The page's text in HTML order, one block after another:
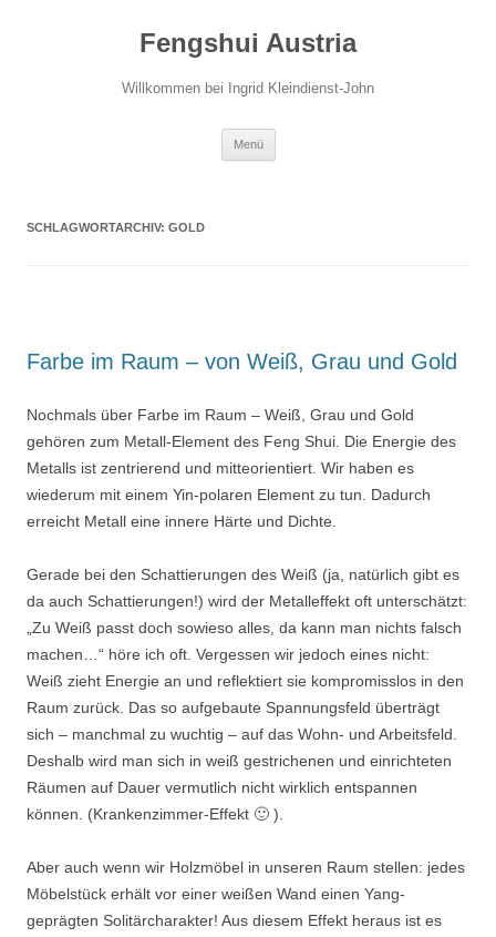
Fengshui Austria
Willkommen bei Ingrid Kleindienst-John
Menü
SCHLAGWORTARCHIV: GOLD
Farbe im Raum – von Weiß, Grau und Gold
Nochmals über Farbe im Raum – Weiß, Grau und Gold
gehören zum Metall-Element des Feng Shui. Die Energie des
Metalls ist zentrierend und mitteorientiert. Wir haben es
wiederum mit einem Yin-polaren Element zu tun. Dadurch
erreicht Metall eine innere Härte und Dichte.
Gerade bei den Schattierungen des Weiß (ja, natürlich gibt es
da auch Schattierungen!) wird der Metalleffekt oft unterschätzt:
„Zu Weiß passt doch sowieso alles, da kann man nichts falsch
machen…“ höre ich oft. Vergessen wir jedoch eines nicht:
Weiß zieht Energie an und reflektiert sie kompromisslos in den
Raum zurück. Das so aufgebaute Spannungsfeld überträgt
sich – manchmal zu wuchtig – auf das Wohn- und Arbeitsfeld.
Deshalb wird man sich in weiß gestrichenen und einrichteten
Räumen auf Dauer vermutlich nicht wirklich entspannen
können. (Krankenzimmer-Effekt 🙂 ).
Aber auch wenn wir Holzmöbel in unseren Raum stellen: jedes
Möbelstück erhält vor einer weißen Wand einen Yang-
geprägten Solitärcharakter! Aus diesem Effekt heraus ist es